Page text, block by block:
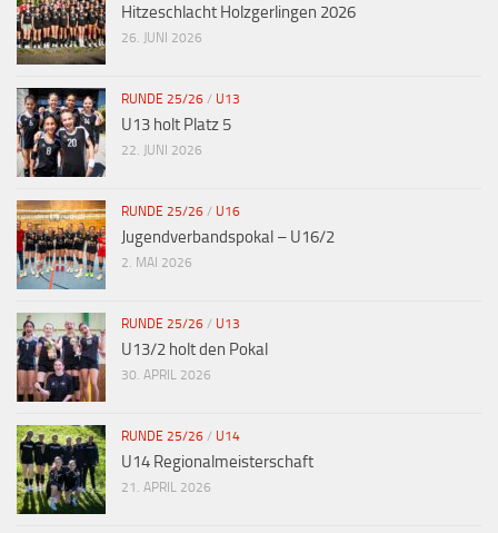
Hitzeschlacht Holzgerlingen 2026
26. JUNI 2026
RUNDE 25/26 / U13
U13 holt Platz 5
22. JUNI 2026
RUNDE 25/26 / U16
Jugendverbandspokal – U16/2
2. MAI 2026
RUNDE 25/26 / U13
U13/2 holt den Pokal
30. APRIL 2026
RUNDE 25/26 / U14
U14 Regionalmeisterschaft
21. APRIL 2026